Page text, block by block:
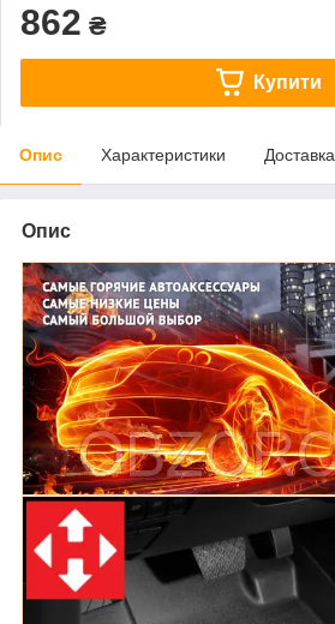
862 ₴
Купити
Опис Характеристики Доставка
Опис